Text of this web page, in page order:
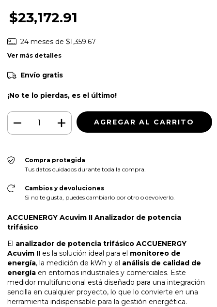
$23,172.91
24 meses de $1,359.67
Ver más detalles
Envío gratis
¡No te lo pierdas, es el último!
Compra protegida
Tus datos cuidados durante toda la compra.
Cambios y devoluciones
Si no te gusta, puedes cambiarlo por otro o devolverlo.
ACCUENERGY Acuvim II Analizador de potencia
trifásico
El analizador de potencia trifásico ACCUENERGY
Acuvim II es la solución ideal para el monitoreo de
energía, la medición de kWh y el análisis de calidad de
energía en entornos industriales y comerciales. Este
medidor multifuncional está diseñado para una integración
sencilla en cualquier proyecto, lo que lo convierte en una
herramienta indispensable para la gestión energética.